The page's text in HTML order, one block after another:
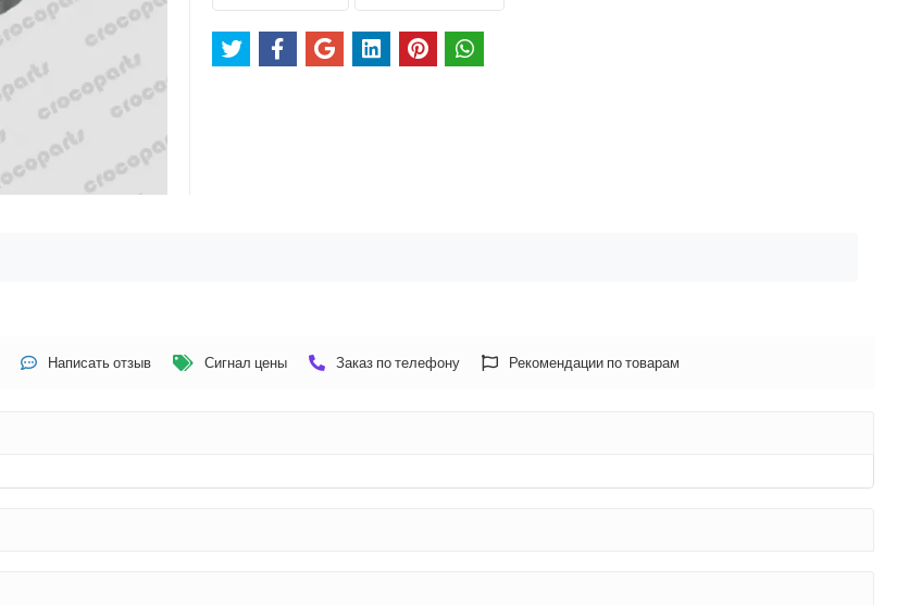
Написать отзыв Сигнал цены Заказ по телефону Рекомендации по товарам